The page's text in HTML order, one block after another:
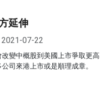
延伸
2021-07-22
變中概股到美國上市爭取更高
司來港上市或是順理成章。